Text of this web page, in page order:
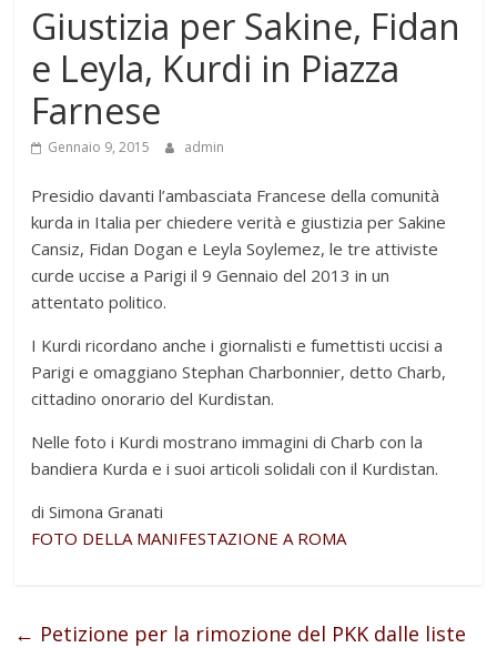
Giustizia per Sakine, Fidan
e Leyla, Kurdi in Piazza
Farnese
Gennaio 9, 2015 admin
Presidio davanti l’ambasciata Francese della comunità
kurda in Italia per chiedere verità e giustizia per Sakine
Cansiz, Fidan Dogan e Leyla Soylemez, le tre attiviste
curde uccise a Parigi il 9 Gennaio del 2013 in un
attentato politico.
I Kurdi ricordano anche i giornalisti e fumettisti uccisi a
Parigi e omaggiano Stephan Charbonnier, detto Charb,
cittadino onorario del Kurdistan.
Nelle foto i Kurdi mostrano immagini di Charb con la
bandiera Kurda e i suoi articoli solidali con il Kurdistan.
di Simona Granati
FOTO DELLA MANIFESTAZIONE A ROMA
← Petizione per la rimozione del PKK dalle liste